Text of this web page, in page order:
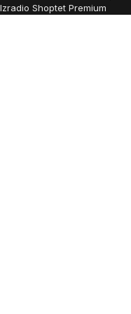
Izradio Shoptet Premium